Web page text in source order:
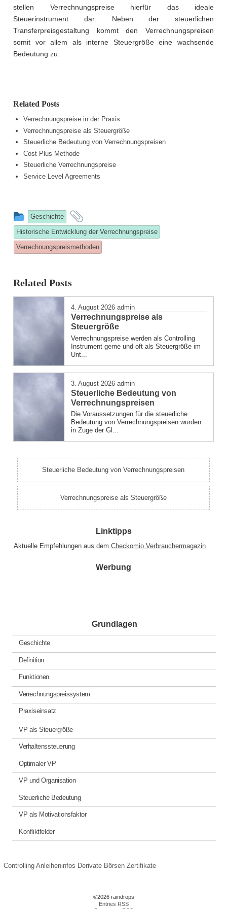
stellen Verrechnungspreise hierfür das ideale
Steuerinstrument dar. Neben der steuerlichen
Transferpreisgestaltung kommt den Verrechnungspreisen
somit vor allem als interne Steuergröße eine wachsende
Bedeutung zu.
Related Posts
Verrechnungspreise in der Praxis
Verrechnungspreise als Steuergröße
Steuerliche Bedeutung von Verrechnungspreisen
Cost Plus Methode
Steuerliche Verrechnungspreise
Service Level Agreements
This
entry
was
posted
Geschichte
tagged
Historische Entwicklung der Verrechnungspreise
Verrechnungspreismethoden
Related Posts
4. August 2026 admin
Verrechnungspreise als
Steuergröße
Verrechnungspreise werden als Controlling
Instrument gerne und oft als Steuergröße im
Unt...
3. August 2026 admin
Steuerliche Bedeutung von
Verrechnungspreisen
Die Voraussetzungen für die steuerliche
Bedeutung von Verrechnungspreisen wurden
in Zuge der Gl...
Steuerliche Bedeutung von Verrechnungspreisen
Verrechnungspreise als Steuergröße
Linktipps
Aktuelle Empfehlungen aus demCheckomio Verbrauchermagazin
Werbung
Grundlagen
Geschichte
Definition
Funktionen
Verrechnungspreissystem
Praxiseinsatz
VP als Steuergröße
Verhaltenssteuerung
Optimaler VP
VP und Organisation
Steuerliche Bedeutung
VP als Motivationsfaktor
Konfliktfelder
Controlling Anleiheninfos Derivate Börsen Zertifikate
©2026 raindrops
Entries RSS